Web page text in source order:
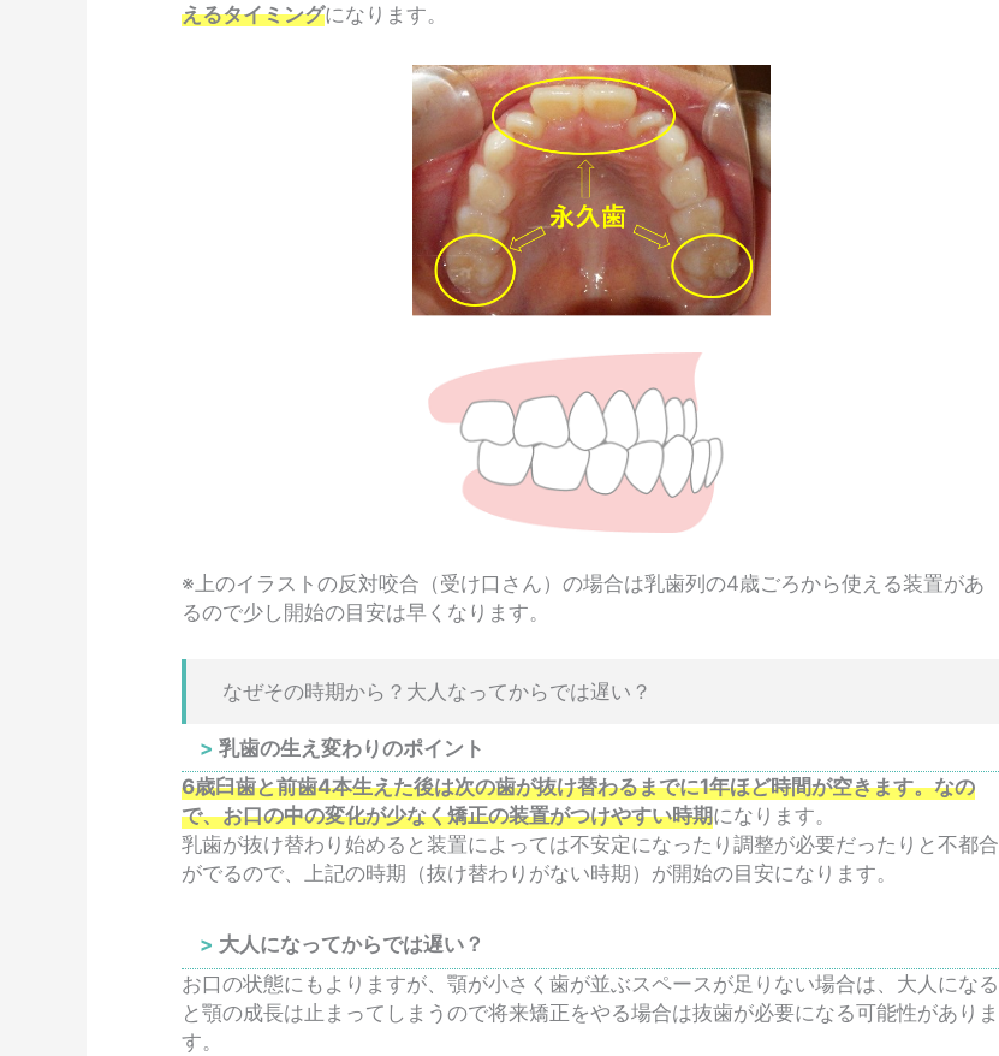
えるタイミングになります。
※上のイラストの反対咬合（受け口さん）の場合は乳歯列の4歳ごろから使える装置があ
るので少し開始の目安は早くなります。
なぜその時期から？大人なってからでは遅い？
乳歯の生え変わりのポイント
6歳臼歯と前歯4本生えた後は次の歯が抜け替わるまでに1年ほど時間が空きます。なの
で、お口の中の変化が少なく矯正の装置がつけやすい時期になります。
乳歯が抜け替わり始めると装置によっては不安定になったり調整が必要だったりと不都合
がでるので、上記の時期（抜け替わりがない時期）が開始の目安になります。
大人になってからでは遅い？
お口の状態にもよりますが、顎が小さく歯が並ぶスペースが足りない場合は、大人になる
と顎の成長は止まってしまうので将来矯正をやる場合は抜歯が必要になる可能性がありま
す。